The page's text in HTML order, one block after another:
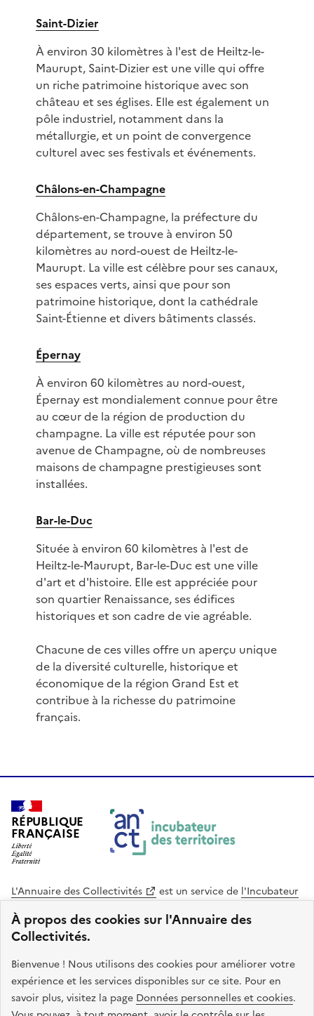
À propos des cookies sur l'Annuaire des
Collectivités.
Bienvenue ! Nous utilisons des cookies pour améliorer votre
expérience et les services disponibles sur ce site. Pour en
savoir plus, visitez la page Données personnelles et cookies.
Saint-Dizier
À environ 30 kilomètres à l'est de Heiltz-le-
Maurupt, Saint-Dizier est une ville qui offre
un riche patrimoine historique avec son
château et ses églises. Elle est également un
pôle industriel, notamment dans la
métallurgie, et un point de convergence
culturel avec ses festivals et événements.
Châlons-en-Champagne
Châlons-en-Champagne, la préfecture du
département, se trouve à environ 50
kilomètres au nord-ouest de Heiltz-le-
Maurupt. La ville est célèbre pour ses canaux,
ses espaces verts, ainsi que pour son
patrimoine historique, dont la cathédrale
Saint-Étienne et divers bâtiments classés.
Épernay
À environ 60 kilomètres au nord-ouest,
Épernay est mondialement connue pour être
au cœur de la région de production du
champagne. La ville est réputée pour son
avenue de Champagne, où de nombreuses
maisons de champagne prestigieuses sont
installées.
Bar-le-Duc
Située à environ 60 kilomètres à l'est de
Heiltz-le-Maurupt, Bar-le-Duc est une ville
d'art et d'histoire. Elle est appréciée pour
son quartier Renaissance, ses édifices
historiques et son cadre de vie agréable.
Chacune de ces villes offre un aperçu unique
de la diversité culturelle, historique et
économique de la région Grand Est et
contribue à la richesse du patrimoine
français.
RÉPUBLIQUE
FRANÇAISE
L'Annuaire des Collectivités est un service de l'Incubateur
des Territoires
Cohésion des Territoires
. Le code source de ce site web
est disponible en licence libre. Le design de ce site est conçu
avec le système de design de l’État.
legifrance.gouv.fr info.gouv.fr